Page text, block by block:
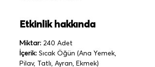
Etkinlik hakkında
Miktar: 240 Adet
İçerik: Sıcak Öğün (Ana Yemek,
Pilav, Tatlı, Ayran, Ekmek)